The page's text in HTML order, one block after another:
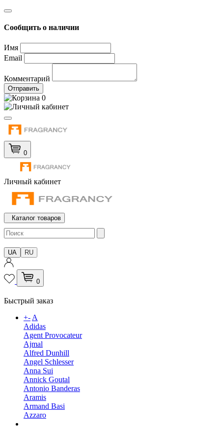
Сообщить о наличии
Имя
Email
Комментарий
Отправить
0
0
Личный кабинет
Каталог товаров
UA RU
0
Быстрый заказ
+-A
Adidas
Agent Provocateur
Ajmal
Alfred Dunhill
Angel Schlesser
Anna Sui
Annick Goutal
Antonio Banderas
Aramis
Armand Basi
Azzaro